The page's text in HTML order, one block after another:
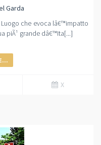
Garda
che evoca lâ€™impatto
piÃ¹ grande dâ€™Ita[...]
X